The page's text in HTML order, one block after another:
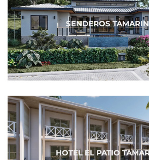
SENDEROS
HOTEL EL PATIO